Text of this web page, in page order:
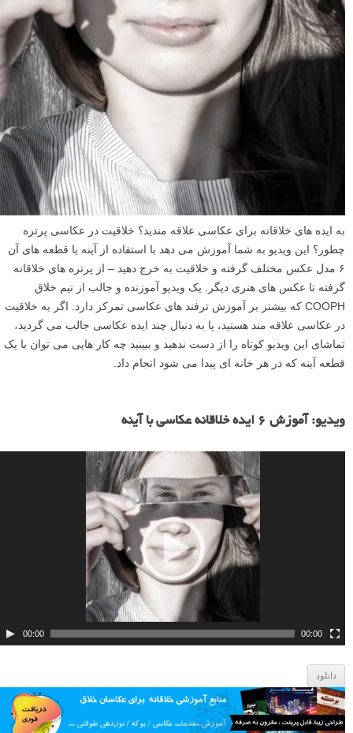
به ایده های خلاقانه برای عکاسی علاقه مندید؟ خلاقیت در عکاسی پرتره
چطور؟ این ویدیو به شما آموزش می دهد با استفاده از آینه یا قطعه های آن
۶ مدل عکس مختلف گرفته و خلاقیت به خرج دهید – از پرتره های خلاقانه
گرفته تا عکس های هنری دیگر. یک ویدیو آموزنده و جالب از تیم خلاق
COOPH که بیشتر بر آموزش ترفند های عکاسی تمرکز دارد. اگر به خلاقیت
در عکاسی علاقه مند هستید، یا به دنبال چند ایده عکاسی جالب می گردید،
تماشای این ویدیو کوتاه را از دست ندهید و ببینید چه کار هایی می توان با یک
قطعه آینه که در هر خانه ای پیدا می شود انجام داد.
ویدیو: آموزش ۶ ایده خلاقانه عکاسی با آینه
00:00 00:00
دانلود